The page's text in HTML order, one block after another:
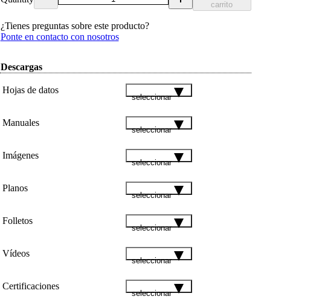
carrito
¿Tienes preguntas sobre este producto?
Ponte en contacto con nosotros
Descargas
Hojas de datos
seleccionar
Manuales
seleccionar
Imágenes
seleccionar
Planos
seleccionar
Folletos
seleccionar
Vídeos
seleccionar
Certificaciones
seleccionar